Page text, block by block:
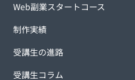
Web副業スタートコース
制作実績
受講生の進路
受講生コラム